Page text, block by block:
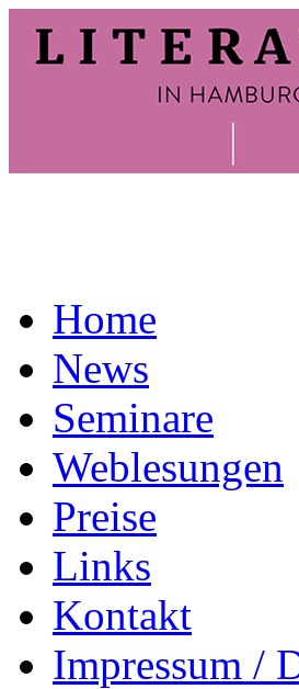
Home
News
Seminare
Weblesungen
Preise
Links
Kontakt
Impressum /